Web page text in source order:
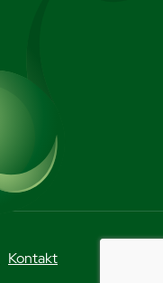
Kontakt